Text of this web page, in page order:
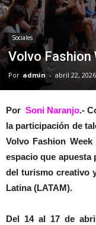
Sociales
Volvo Fashion
Por admin - abril 22, 2026
PorSoni Naranjo.-
la participación de
Volvo Fashion
espacio que apuesta
del turismo creativo
Latina (LATAM).
Del 14 al 17 de